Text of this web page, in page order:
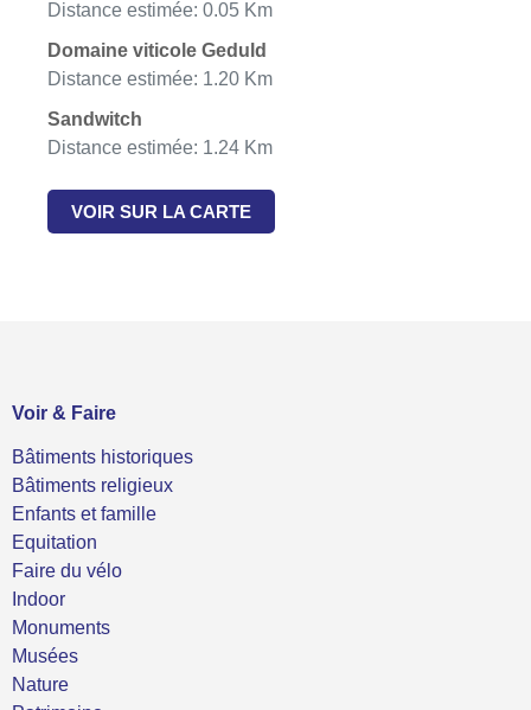
Distance estimée: 0.05 Km
Domaine viticole Geduld
Distance estimée: 1.20 Km
Sandwitch
Distance estimée: 1.24 Km
VOIR SUR LA CARTE
Voir & Faire
Bâtiments historiques
Bâtiments religieux
Enfants et famille
Equitation
Faire du vélo
Indoor
Monuments
Musées
Nature